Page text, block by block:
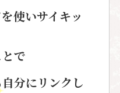
使いサイキッ
で
分にリンクし